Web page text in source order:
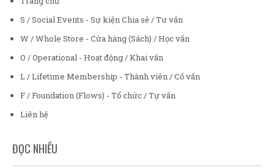
S / Social Events - Sự kiện Chia sẻ / Tư vấn
W / Whole Store - Cửa hàng (Sách) / Học vấn
O / Operational - Hoạt động / Khai vấn
L / Lifetime Membership - Thành viên / Cố vấn
F / Foundation (Flows) - Tổ chức / Tự vấn
Liên hệ
ĐỌC NHIỀU